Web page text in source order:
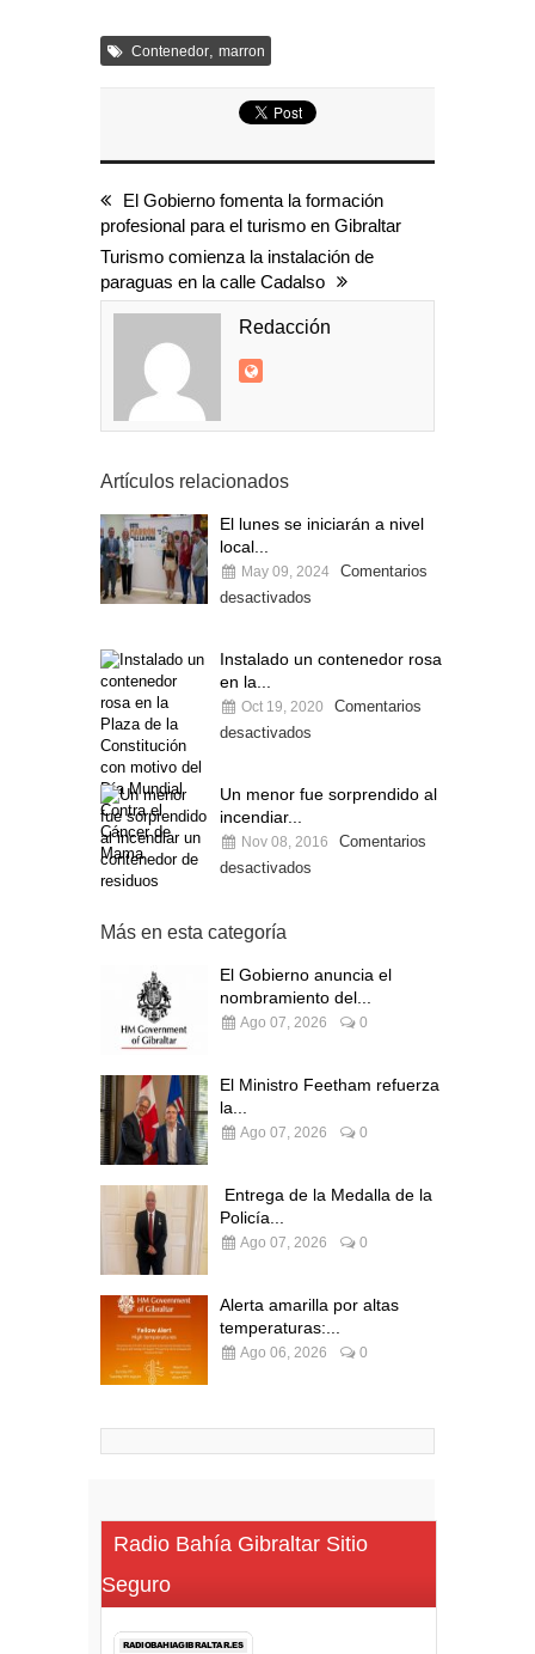
Contenedor, marron
El Gobierno fomenta la formación
profesional para el turismo en Gibraltar
Turismo comienza la instalación de
paraguas en la calle Cadalso
Redacción
Artículos relacionados
El lunes se iniciarán a nivel
local...
May 09, 2024
Comentarios
desactivados
Instalado un contenedor rosa
en la...
Oct 19, 2020
Comentarios
desactivados
Un menor fue sorprendido al
incendiar...
Nov 08, 2016
Comentarios
desactivados
Más en esta categoría
El Gobierno anuncia el
nombramiento del...
Ago 07, 2026 0
El Ministro Feetham refuerza
la...
Ago 07, 2026 0
Entrega de la Medalla de la
Policía...
Ago 07, 2026 0
Alerta amarilla por altas
temperaturas:...
Ago 06, 2026 0
Radio Bahía Gibraltar Sitio
Seguro